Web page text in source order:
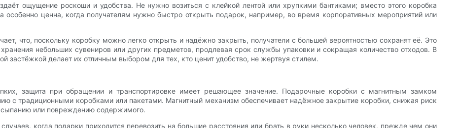
ощущение роскоши и удобства. Не нужно возиться с клейкой лентой или хрупкими бантиками; вместо этого коробка
особенно ценна, когда получателям нужно быстро открыть подарок, например, во время корпоративных мероприятий или
что, поскольку коробку можно легко открыть и надёжно закрыть, получатели с большей вероятностью сохранят её. Это
небольших сувениров или других предметов, продлевая срок службы упаковки и сокращая количество отходов. В
застёжкой делает их отличным выбором для тех, кто ценит удобство, не жертвуя стилем.
защита при обращении и транспортировке имеет решающее значение. Подарочные коробки с магнитным замком
с традиционными коробками или пакетами. Магнитный механизм обеспечивает надёжное закрытие коробки, снижая риск
или повреждению содержимого.
когда подарки приходится перевозить на большие расстояния или брать в руки несколько человек, прежде чем они